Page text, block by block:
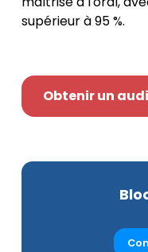
supérieur à 95 %.
Obtenir un